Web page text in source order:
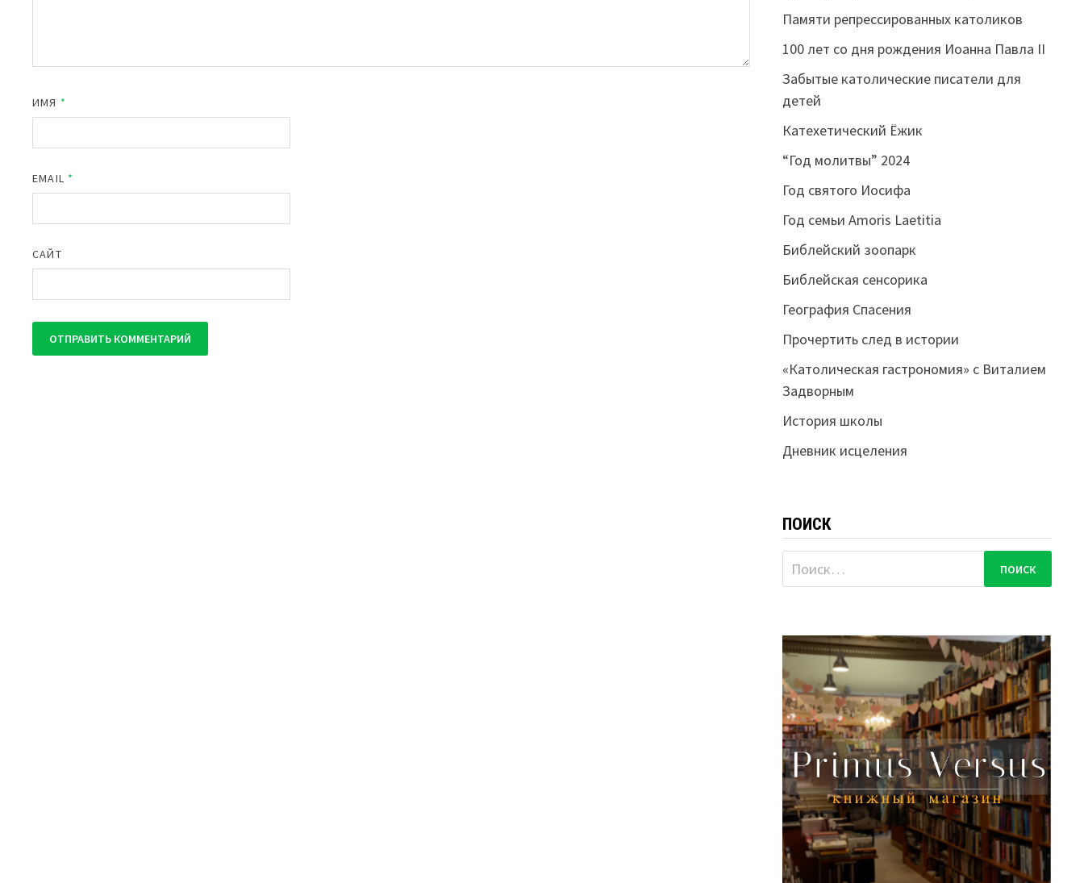
ИМЯ *
EMAIL *
САЙТ
Памяти репрессированных католиков
100 лет со дня рождения Иоанна Павла II
Забытые католические писатели для
детей
Катехетический Ёжик
“Год молитвы” 2024
Год святого Иосифа
Год семьи Amoris Laetitia
Библейский зоопарк
Библейская сенсорика
География Спасения
Прочертить след в истории
«Католическая гастрономия» с Виталием
Задворным
История школы
Дневник исцеления
ПОИСК
Найти: